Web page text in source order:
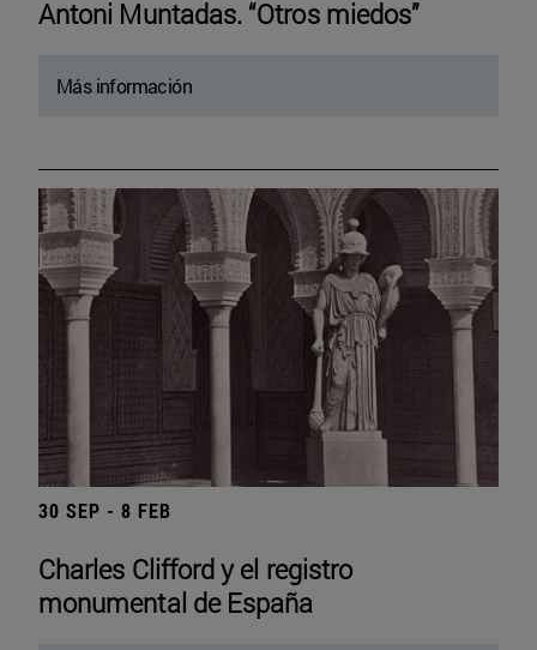
Antoni Muntadas. “Otros miedos”
Más información
30 SEP - 8 FEB
Charles Clifford y el registro
monumental de España